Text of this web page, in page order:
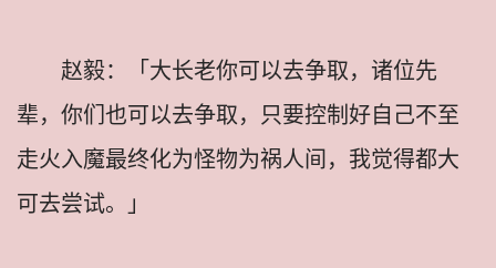
赵毅：「大长老你可以去争取，诸位先
辈，你们也可以去争取，只要控制好自己不至
走火入魔最终化为怪物为祸人间，我觉得都大
可去尝试。」